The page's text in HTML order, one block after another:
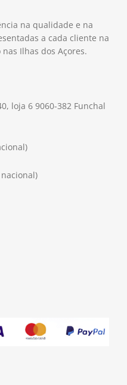
na qualidade e na
a cada cliente na
Ilhas dos Açores.
loja 6 9060-382 Funchal